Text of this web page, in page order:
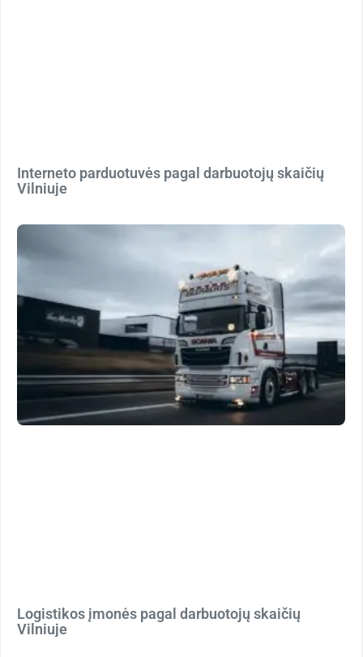
Interneto parduotuvės pagal darbuotojų skaičių
Vilniuje
Logistikos įmonės pagal darbuotojų skaičių
Vilniuje